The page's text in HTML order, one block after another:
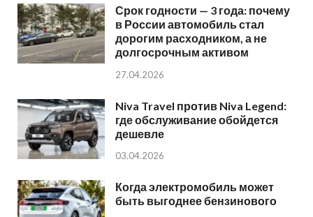
Срок годности — 3 года: почему
в России автомобиль стал
дорогим расходником, а не
долгосрочным активом
27.04.2026
Niva Travel против Niva Legend:
где обслуживание обойдется
дешевле
03.04.2026
Когда электромобиль может
быть выгоднее бензинового